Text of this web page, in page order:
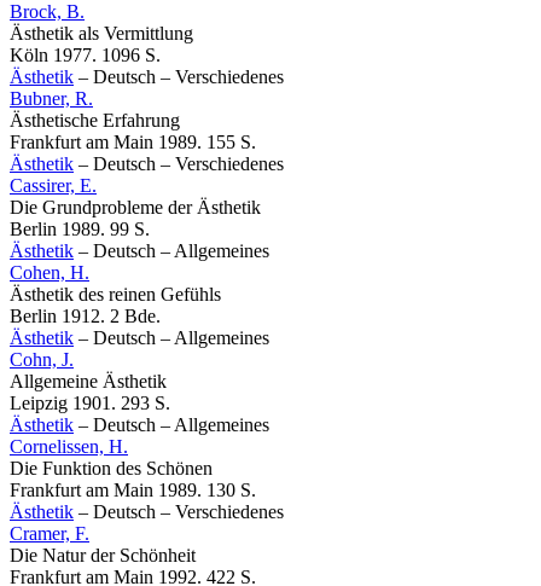
Brock, B.
Ästhetik als Vermittlung
Köln 1977. 1096 S.
Ästhetik – Deutsch – Verschiedenes
Bubner, R.
Ästhetische Erfahrung
Frankfurt am Main 1989. 155 S.
Ästhetik – Deutsch – Verschiedenes
Cassirer, E.
Die Grundprobleme der Ästhetik
Berlin 1989. 99 S.
Ästhetik – Deutsch – Allgemeines
Cohen, H.
Ästhetik des reinen Gefühls
Berlin 1912. 2 Bde.
Ästhetik – Deutsch – Allgemeines
Cohn, J.
Allgemeine Ästhetik
Leipzig 1901. 293 S.
Ästhetik – Deutsch – Allgemeines
Cornelissen, H.
Die Funktion des Schönen
Frankfurt am Main 1989. 130 S.
Ästhetik – Deutsch – Verschiedenes
Cramer, F.
Die Natur der Schönheit
Frankfurt am Main 1992. 422 S.